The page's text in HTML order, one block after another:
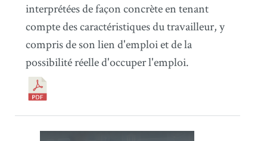
interprétées de façon concrète en tenant
compte des caractéristiques du travailleur, y
compris de son lien d'emploi et de la
possibilité réelle d'occuper l'emploi.